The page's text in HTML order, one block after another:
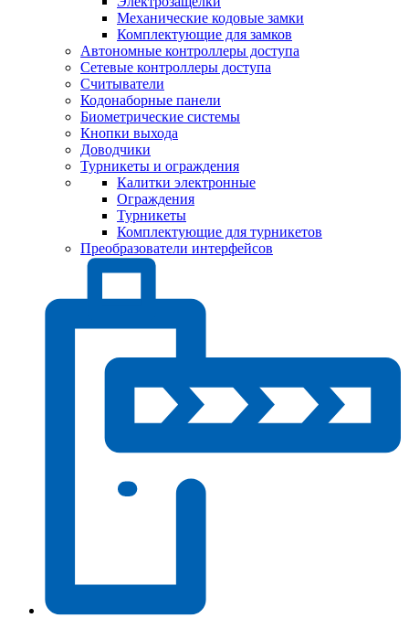
Механические кодовые замки
Комплектующие для замков
Автономные контроллеры доступа
Сетевые контроллеры доступа
Считыватели
Кодонаборные панели
Биометрические системы
Кнопки выхода
Доводчики
Турникеты и ограждения
Калитки электронные
Ограждения
Турникеты
Комплектующие для турникетов
Преобразователи интерфейсов